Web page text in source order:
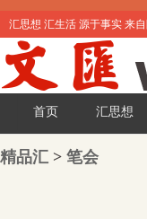
汇思想 汇生活 源于事实 来
首页 汇思想
精品汇 > 笔会